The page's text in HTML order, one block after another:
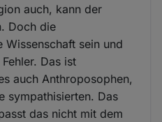
auch, kann der
Doch die
sein und
Das ist
auch Anthroposophen,
sympathisierten. Das
das nicht mit dem